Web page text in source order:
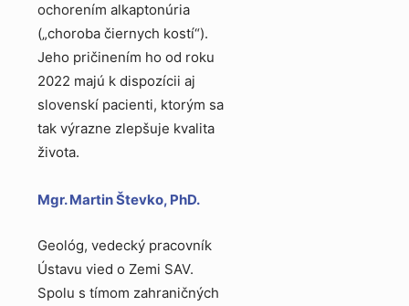
ochorením alkaptonúria
(„choroba čiernych kostí“).
Jeho pričinením ho od roku
2022 majú k dispozícii aj
slovenskí pacienti, ktorým sa
tak výrazne zlepšuje kvalita
života.
Mgr. Martin Števko, PhD.
Geológ, vedecký pracovník
Ústavu vied o Zemi SAV.
Spolu s tímom zahraničných